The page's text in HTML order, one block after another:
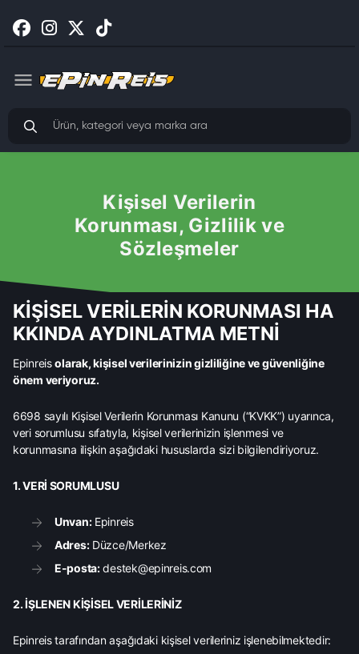
Kişisel Verilerin
Korunması, Gizlilik ve
Sözleşmeler
KİŞİSEL VERİLERİN KORUNMASI HA
KKINDA AYDINLATMA METNİ
Epinreisolarak, kişisel verilerinizin gizliliğine ve güvenliğine
önem veriyoruz.
6698 sayılı Kişisel Verilerin Korunması Kanunu (“KVKK”) uyarınca,
veri sorumlusu sıfatıyla, kişisel verilerinizin işlenmesi ve
korunmasına ilişkin aşağıdaki hususlarda sizi bilgilendiriyoruz.
1. VERİ SORUMLUSU
Unvan:Epinreis
Adres:Düzce/Merkez
E-posta:destek@epinreis.com
2. İŞLENEN KİŞİSEL VERİLERİNİZ
Epinreis tarafından aşağıdaki kişisel verileriniz işlenebilmektedir: